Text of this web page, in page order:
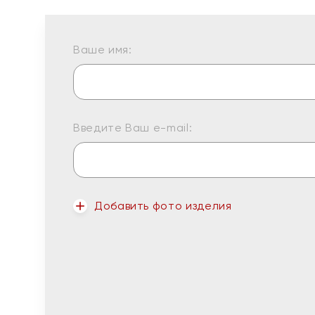
Ваше имя:
Введите Ваш e-mail:
Добавить фото изделия